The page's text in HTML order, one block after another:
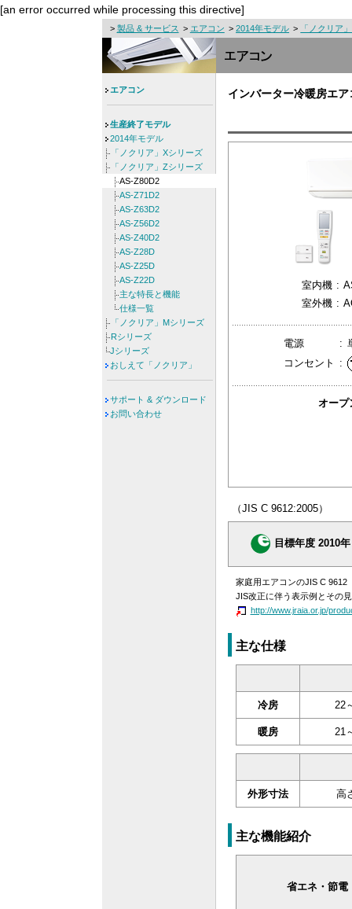
[an error occurred while processing this directive]
> 製品 & サービス > エアコン >2014年モデル > 「ノクリア
インバーター冷暖房エア
室内機 :
室外機 :
電源 :
コンセント
:
オープ
（JIS C 9612:2005）
目標年度 2010年
家庭用エアコンのJIS C 9612
JIS改正に伴う表示例とその
http://www.jraia.or.jp/
主な仕様
冷房 22
暖房 21
外形寸法 高
主な機能紹介
省エネ・節電
エアコン
生産終了モデル
2014年モデル
「ノクリア」Xシリーズ
「ノクリア」Zシリーズ
AS-Z80D2
AS-Z71D2
AS-Z63D2
AS-Z56D2
AS-Z40D2
AS-Z28D
AS-Z25D
AS-Z22D
主な特長と機能
仕様一覧
「ノクリア」Mシリーズ
Rシリーズ
Jシリーズ
おしえて「ノクリア」
サポート & ダウンロード
お問い合わせ